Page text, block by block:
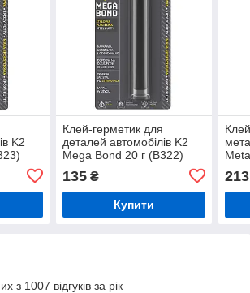
K2
Клей-герметик для
деталей автомобілів K2
Mega Bond 20 г (B322)
135₴
Купити
213
з 1007 відгуків за рік